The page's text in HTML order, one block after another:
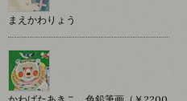
まえかわりょう